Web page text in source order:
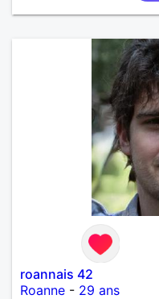
roannais 42
Roanne - 29 ans